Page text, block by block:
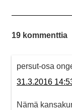
19 kommenttia
persut-osa
31.3.2016
Nämä